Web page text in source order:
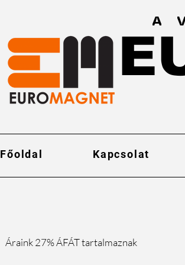
A
Főoldal Kapcsolat
Áraink 27% ÁFÁT tartalmaznak